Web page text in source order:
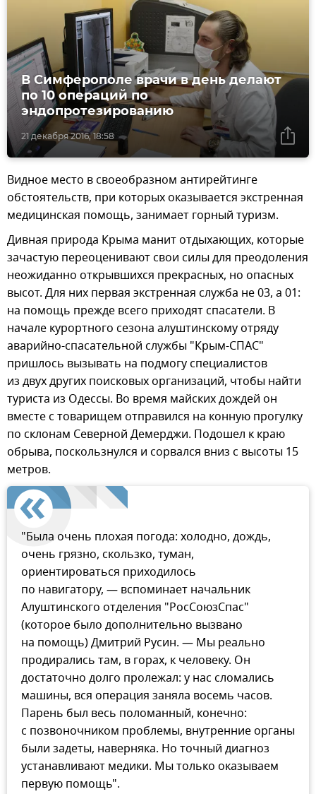
21 декабря 2016, 18:58
В Симферополе врачи в день делают
по 10 операций по
эндопротезированию
Видное место в своеобразном антирейтинге
обстоятельств, при которых оказывается экстренная
медицинская помощь, занимает горный туризм.
Дивная природа Крыма манит отдыхающих, которые
зачастую переоценивают свои силы для преодоления
неожиданно открывшихся прекрасных, но опасных
высот. Для них первая экстренная служба не 03, а 01:
на помощь прежде всего приходят спасатели. В
начале курортного сезона алуштинскому отряду
аварийно-спасательной службы "Крым-СПАС"
пришлось вызывать на подмогу специалистов
из двух других поисковых организаций, чтобы найти
туриста из Одессы. Во время майских дождей он
вместе с товарищем отправился на конную прогулку
по склонам Северной Демерджи. Подошел к краю
обрыва, поскользнулся и сорвался вниз с высоты 15
метров.
"Была очень плохая погода: холодно, дождь,
очень грязно, скользко, туман,
ориентироваться приходилось
по навигатору, — вспоминает начальник
Алуштинского отделения "РосСоюзСпас"
(которое было дополнительно вызвано
на помощь) Дмитрий Русин. — Мы реально
продирались там, в горах, к человеку. Он
достаточно долго пролежал: у нас сломались
машины, вся операция заняла восемь часов.
Парень был весь поломанный, конечно:
с позвоночником проблемы, внутренние органы
были задеты, наверняка. Но точный диагноз
устанавливают медики. Мы только оказываем
первую помощь".